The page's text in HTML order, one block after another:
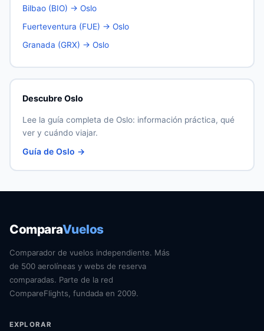
Bilbao (BIO) → Oslo
Fuerteventura (FUE) → Oslo
Granada (GRX) → Oslo
Descubre Oslo
Lee la guía completa de Oslo: información práctica, qué
ver y cuándo viajar.
Guía de Oslo →
ComparaVuelos
Comparador de vuelos independiente. Más
de 500 aerolíneas y webs de reserva
comparadas. Parte de la red
CompareFlights, fundada en 2009.
EXPLORAR